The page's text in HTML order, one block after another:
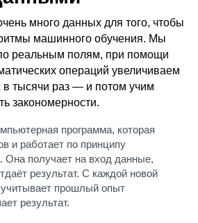
много данных для того, чтобы
машинного обучения. Мы
реальным полям, при помощи
операций увеличиваем
в тысячи раз — и потом учим
закономерности.
программа, которая
и работает по принципу
Она получает на вход данные,
результат. С каждой новой
учитывает прошлый опыт
результат.